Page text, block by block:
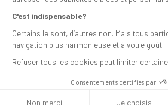
C'est indispensable?
Certains le sont, d’autres non. Mais tous
navigation plus harmonieuse et à votre goût.
Refuser tous les cookies peut limiter
Consentements certifiés par
Non merci Je choisis
Mentions légales
Conditions générales de